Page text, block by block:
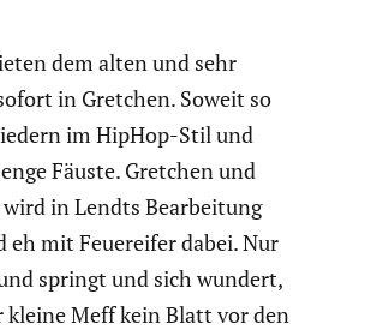
dem alten und sehr
in Gretchen. Soweit so
im HipHop-Stil und
Fäuste. Gretchen und
in Lendts Bearbei­tung
eh mit Feuer­eifer dabei. Nur
springt und sich wundert,
Meff kein Blatt vor den